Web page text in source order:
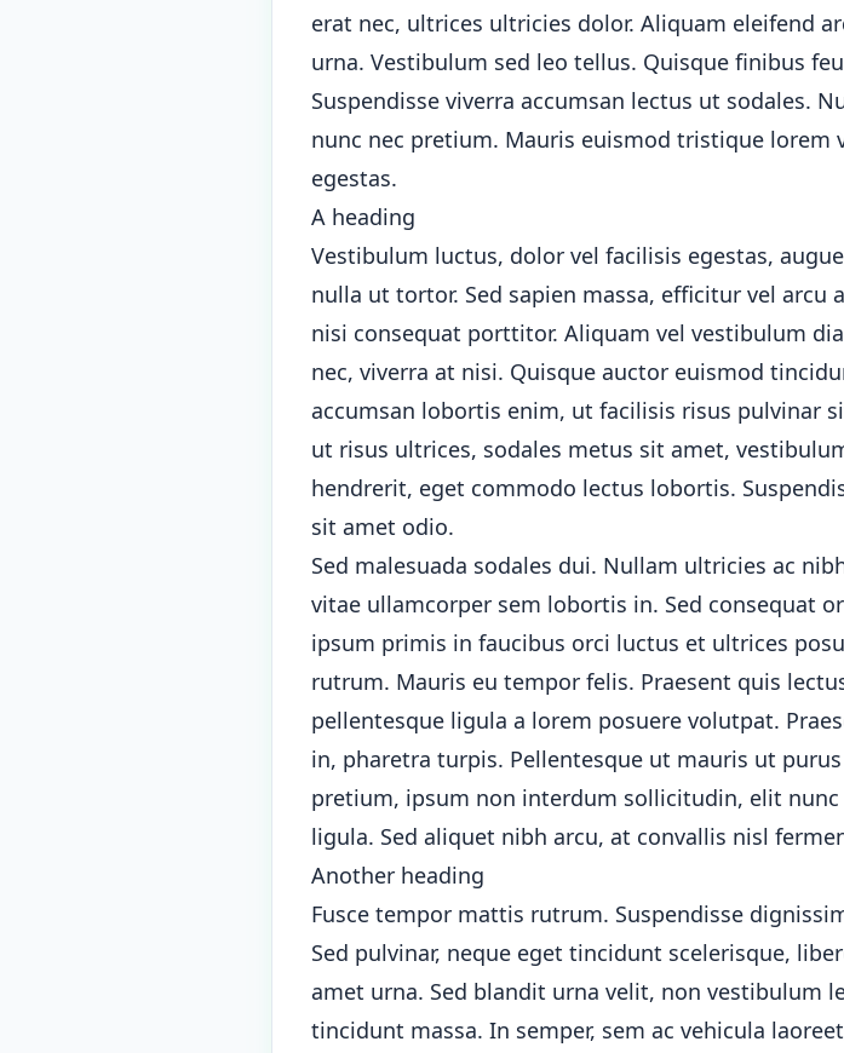
erat nec, ultrices ultricies dolor. Aliquam eleifend
urna. Vestibulum sed leo tellus. Quisque finibus
Suspendisse viverra accumsan lectus ut sodales.
nunc nec pretium. Mauris euismod tristique
egestas.
A heading
Vestibulum luctus, dolor vel facilisis egestas,
nulla ut tortor. Sed sapien massa, efficitur vel arcu
nisi consequat porttitor. Aliquam vel vestibulum
nec, viverra at nisi. Quisque auctor euismod
accumsan lobortis enim, ut facilisis risus pulvinar
ut risus ultrices, sodales metus sit amet,
hendrerit, eget commodo lectus lobortis.
sit amet odio.
Sed malesuada sodales dui. Nullam ultricies ac
vitae ullamcorper sem lobortis in. Sed consequat
ipsum primis in faucibus orci luctus et ultrices
rutrum. Mauris eu tempor felis. Praesent quis
pellentesque ligula a lorem posuere volutpat.
in, pharetra turpis. Pellentesque ut mauris ut
pretium, ipsum non interdum sollicitudin, elit
ligula. Sed aliquet nibh arcu, at convallis nisl
Another heading
Fusce tempor mattis rutrum. Suspendisse
Sed pulvinar, neque eget tincidunt scelerisque,
amet urna. Sed blandit urna velit, non vestibulum
tincidunt massa. In semper, sem ac vehicula